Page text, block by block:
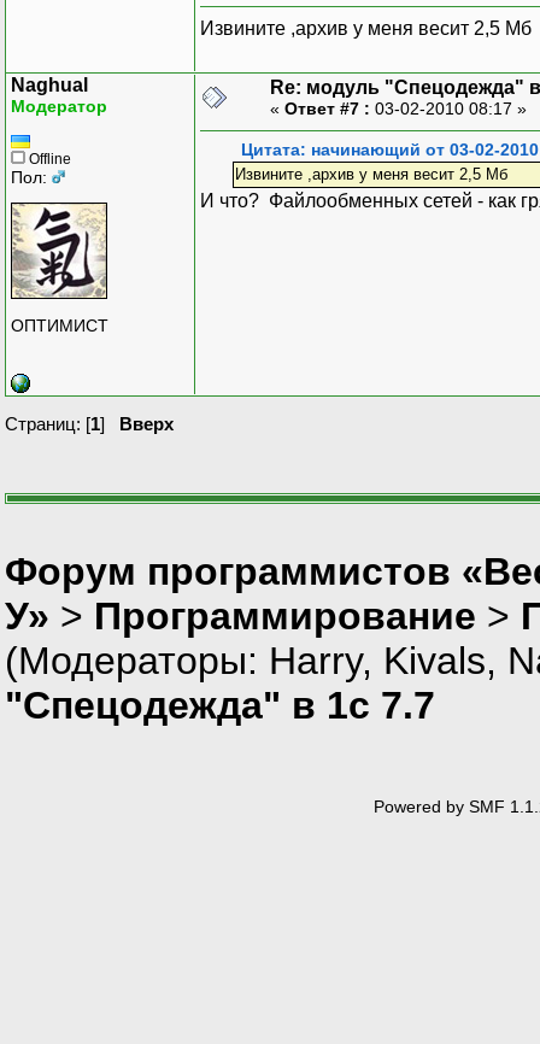
Извините ,архив у меня весит 2,5 Мб
Naghual
Модератор
Offline
Пол:
ОПТИМИСТ
Re: модуль "Спецодежда" в
« Ответ #7 : 03-02-2010 08:17 »
Цитата: начинающий от 03-02-
Извините ,архив у меня весит 2,5 Мб
И что? Файлообменных сетей - как
Страниц: [1] Вверх
Форум программистов
У» > Программирование >
(Модераторы: Harry, Kivals,
"Спецодежда" в 1с 7.7
Powered by SMF